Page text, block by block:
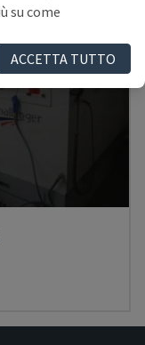
su come
ACCETTA TUTTO